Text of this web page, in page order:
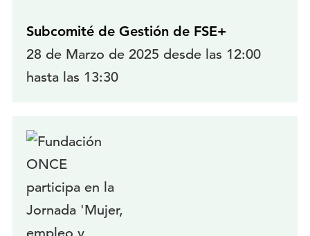
Subcomité de Gestión de FSE+
28 de Marzo de 2025 desde las 12:00
hasta las 13:30